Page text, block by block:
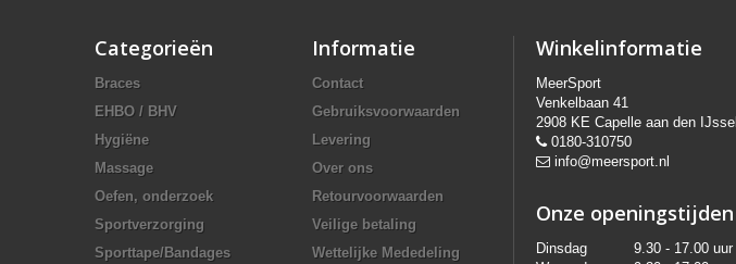
Categorieën
Braces
EHBO / BHV
Hygiëne
Massage
Oefen, onderzoek
Sportverzorging
Sporttape/Bandages
Informatie
Contact
Gebruiksvoorwaarden
Levering
Over ons
Retourvoorwaarden
Veilige betaling
Wettelijke Mededeling
Winkelinformatie
MeerSport
Venkelbaan 41
2908 KE Capelle aan den IJssel
0180-310750
info@meersport.nl
Onze openingstijden
Dinsdag
9.30 - 17.00 uur